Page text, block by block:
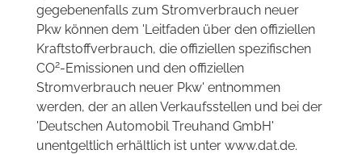
gegebenenfalls zum Stromverbrauch neuer
Pkw können dem 'Leitfaden über den offiziellen
Kraftstoffverbrauch, die offiziellen spezifischen
CO2-Emissionen und den offiziellen
Stromverbrauch neuer Pkw' entnommen
werden, der an allen Verkaufsstellen und bei der
'Deutschen Automobil Treuhand GmbH'
unentgeltlich erhältlich ist unter www.dat.de.